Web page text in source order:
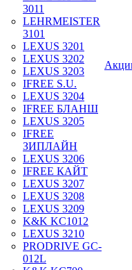
3011
LEHRMEISTER
3101
LEXUS 3201
LEXUS 3202
LEXUS 3203
IFREE S.U.
LEXUS 3204
IFREE БЛАНШ
LEXUS 3205
IFREE
ЗИПЛАЙН
LEXUS 3206
IFREE КАЙТ
LEXUS 3207
LEXUS 3208
LEXUS 3209
K&K KC1012
LEXUS 3210
PRODRIVE GC-
012L